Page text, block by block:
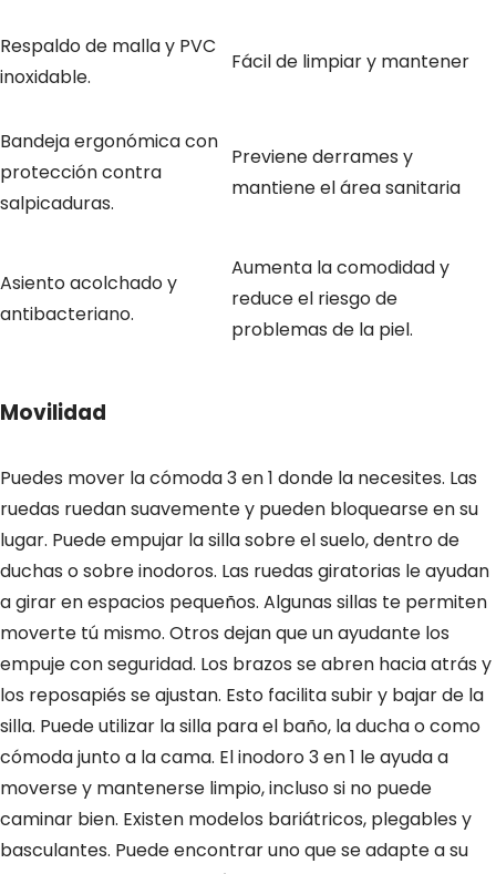
Respaldo de malla y PVC
inoxidable.
Fácil de limpiar y mantener
Bandeja ergonómica con
protección contra
salpicaduras.
Previene derrames y
mantiene el área sanitaria
Asiento acolchado y
antibacteriano.
Aumenta la comodidad y
reduce el riesgo de
problemas de la piel.
Movilidad
Puedes mover la cómoda 3 en 1 donde la necesites. Las
ruedas ruedan suavemente y pueden bloquearse en su
lugar. Puede empujar la silla sobre el suelo, dentro de
duchas o sobre inodoros. Las ruedas giratorias le ayudan
a girar en espacios pequeños. Algunas sillas te permiten
moverte tú mismo. Otros dejan que un ayudante los
empuje con seguridad. Los brazos se abren hacia atrás y
los reposapiés se ajustan. Esto facilita subir y bajar de la
silla. Puede utilizar la silla para el baño, la ducha o como
cómoda junto a la cama. El inodoro 3 en 1 le ayuda a
moverse y mantenerse limpio, incluso si no puede
caminar bien. Existen modelos bariátricos, plegables y
basculantes. Puede encontrar uno que se adapte a su